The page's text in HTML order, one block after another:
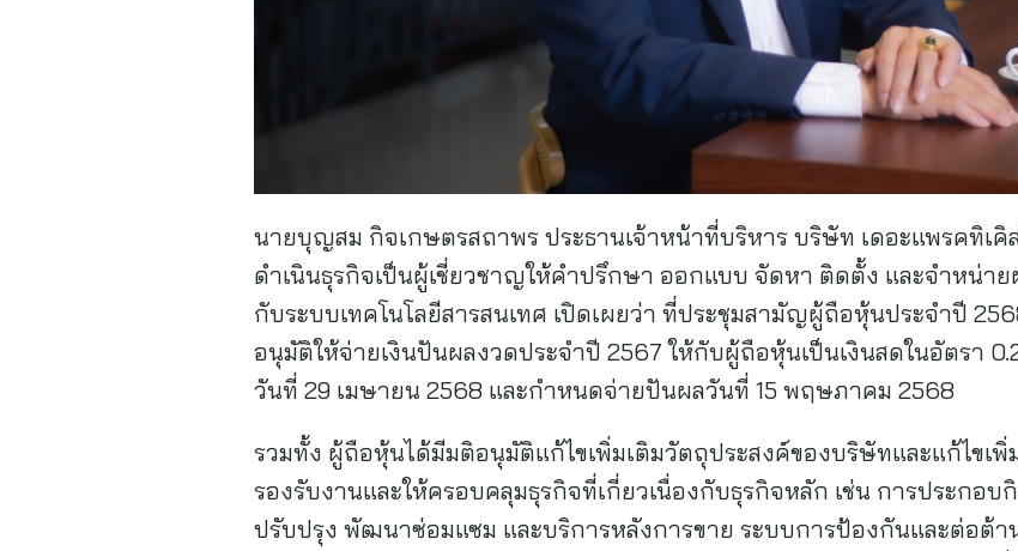
นายบุญสม กิจเกษตรสถาพร ประธานเจ้าหน้าที่บริหาร บริษัท เดอะแพรคทิเคิ
ดำเนินธุรกิจเป็นผู้เชี่ยวชาญให้คำปรึกษา ออกแบบ จัดหา ติดตั้ง และจำหน่
กับระบบเทคโนโลยีสารสนเทศ เปิดเผยว่า ที่ประชุมสามัญผู้ถือหุ้นประจำปี
อนุมัติให้จ่ายเงินปันผลงวดประจำปี 2567 ให้กับผู้ถือหุ้นเป็นเงินสดในอัตรา
วันที่ 29 เมษายน 2568 และกำหนดจ่ายปันผลวันที่ 15 พฤษภาคม 2568
รวมทั้ง ผู้ถือหุ้นได้มีมติอนุมัติแก้ไขเพิ่มเติมวัตถุประสงค์ของบริษัทและแก้ไขเ
รองรับงานและให้ครอบคลุมธุรกิจที่เกี่ยวเนื่องกับธุรกิจหลัก เช่น การประกอบ
ปรับปรุง พัฒนาซ่อมแซม และบริการหลังการขาย ระบบการป้องกันและต่อต้า